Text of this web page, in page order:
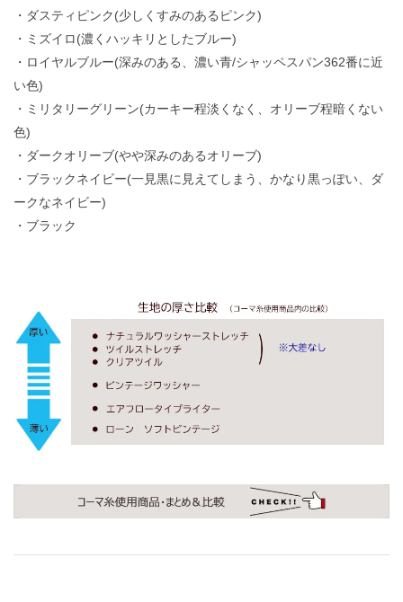
・ダスティピンク(少しくすみのあるピンク)
・ミズイロ(濃くハッキリとしたブルー)
・ロイヤルブルー(深みのある、濃い青/シャッペスパン362番に近
い色)
・ミリタリーグリーン(カーキー程淡くなく、オリーブ程暗くない
色)
・ダークオリーブ(やや深みのあるオリーブ)
・ブラックネイビー(一見黒に見えてしまう、かなり黒っぽい、ダ
ークなネイビー)
・ブラック